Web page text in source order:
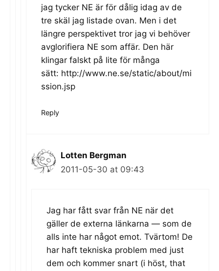
jag tycker NE är för dålig idag av de
tre skäl jag listade ovan. Men i det
längre perspektivet tror jag vi behöver
avglorifiera NE som affär. Den här
klingar falskt på lite för många
sätt: http://www.ne.se/static/about/mi
ssion.jsp
Reply
Lotten Bergman
2011-05-30 at 09:43
Jag har fått svar från NE när det
gäller de externa länkarna — som de
alls inte har något emot. Tvärtom! De
har haft tekniska problem med just
dem och kommer snart (i höst, that